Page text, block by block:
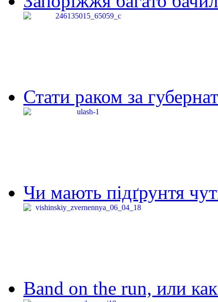
Стати раком за
Чи мають підґрунтя
Band on the run, или